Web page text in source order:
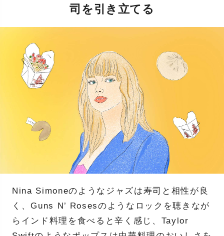
司を引き立てる
Nina Simoneのようなジャズは寿司と相性が良
く、Guns N’ Rosesのようなロックを聴きなが
らインド料理を食べると辛く感じ、Taylor